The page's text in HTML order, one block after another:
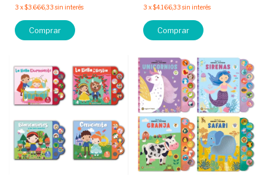
3 x$3.666,33 sin interés
Comprar
3 x$4.166,33 sin interés
Comprar